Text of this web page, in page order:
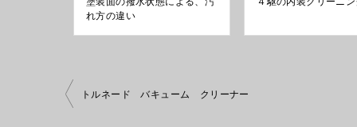
れ方の違い
投
稿
トルネード バキューム クリーナー